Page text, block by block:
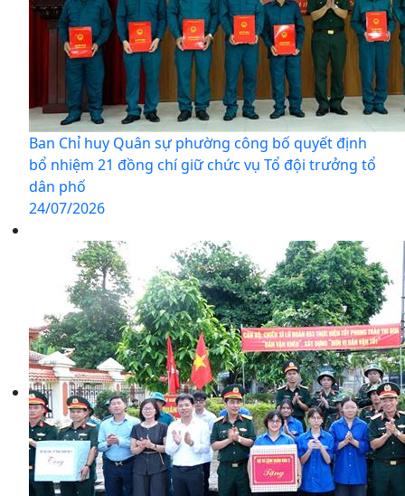
Ban Chỉ huy Quân sự phường công bố quyết định
bổ nhiệm 21 đồng chí giữ chức vụ Tổ đội trưởng tổ
dân phố
24/07/2026